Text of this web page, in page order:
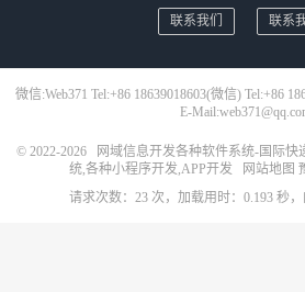
联系我们 联系
微信:Web371 Tel:+86 18639018603(微信) Tel:+86
E-
© 2022-2026
网域信息开发各种软件系统-国际快
统,各种小程序开发,APP开发
网站地图
请求次数：23 次，加载用时：0.193 秒